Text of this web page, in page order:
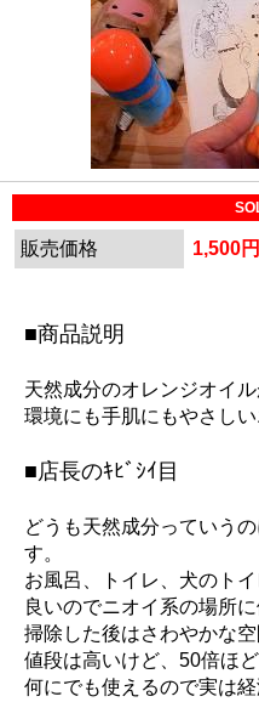
販売価格 1,500
■商品説明
天然成分のオレンジオイ
環境にも手肌にもやさしい
■店長のｷﾋﾞｼｲ目
どうも天然成分っていう
す。
お風呂、トイレ、犬のト
良いのでニオイ系の場所に
掃除した後はさわやかな空
値段は高いけど、50倍ほ
何にでも使えるので実は経